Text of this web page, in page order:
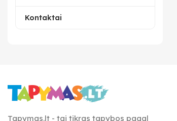
Kontaktai
Tapymas.lt - tai tikras tapybos pagal